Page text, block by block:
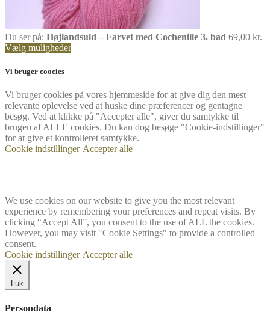
Du ser på: Højlandsuld – Farvet med Cochenille 3. bad 69,00 kr.
Vælg muligheder
Vi bruger coocies
Vi bruger cookies på vores hjemmeside for at give dig den mest
relevante oplevelse ved at huske dine præferencer og gentagne
besøg. Ved at klikke på "Accepter alle", giver du samtykke til
brugen af ​​ALLE cookies. Du kan dog besøge "Cookie-indstillinger"
for at give et kontrolleret samtykke.
Cookie indstillinger Accepter alle
We use cookies on our website to give you the most relevant
experience by remembering your preferences and repeat visits. By
clicking “Accept All”, you consent to the use of ALL the cookies.
However, you may visit "Cookie Settings" to provide a controlled
consent.
Cookie indstillinger Accepter alle
Luk
Persondata